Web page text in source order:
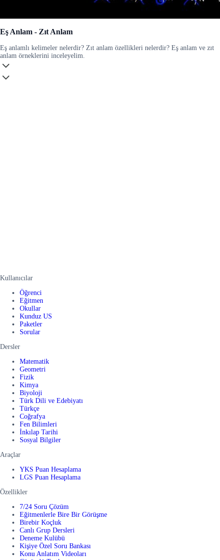
Eş Anlam - Zıt Anlam
Eş anlamlı kelimeler nelerdir? Zıt anlam özellikleri nelerdir? Eş anlam ve zıt
anlam örneklerini inceleyelim.
Kullanıcılar
Öğrenci
Eğitmen
Okullar
Kunduz US
Paketler
Sorular
Dersler
Matematik
Geometri
Fizik
Kimya
Biyoloji
Türk Dili ve Edebiyatı
Türkçe
Coğrafya
Fen Bilimleri
İnkılap Tarihi
Sosyal Bilgiler
Araçlar
YKS Puan Hesaplama
LGS Puan Hesaplama
Özellikler
7/24 Soru Çözüm
Eğitmenlerle Bire Bir Görüşme
Birebir Koçluk
Canlı Grup Dersleri
Deneme Kulübü
Kişiye Özel Soru Bankası
Konu Anlatım Videoları